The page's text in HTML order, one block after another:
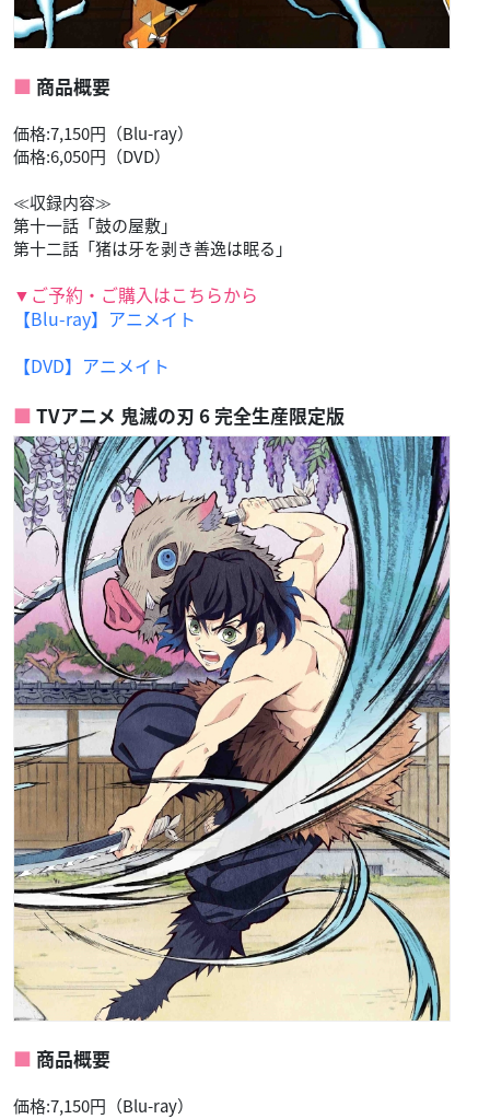
商品概要
価格:7,150円（Blu-ray）
価格:6,050円（DVD）
≪収録内容≫
第十一話「鼓の屋敷」
第十二話「猪は牙を剥き善逸は眠る」
▼ご予約・ご購入はこちらから
【Blu-ray】アニメイト
【DVD】アニメイト
TVアニメ 鬼滅の刃 6 完全生産限定版
商品概要
価格:7,150円（Blu-ray）